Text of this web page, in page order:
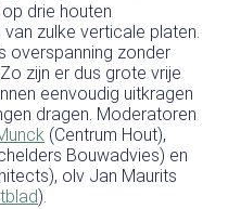
op drie houten
zulke verticale platen.
overspanning zonder
zijn er dus grote vrije
eenvoudig uitkragen
dragen. Moderatoren
(Centrum Hout),
Bouwadvies) en
olv Jan Maurits
).